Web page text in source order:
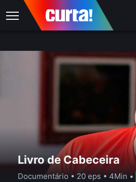
Livro de Cabeceira
Documentário•20 eps•4Min•